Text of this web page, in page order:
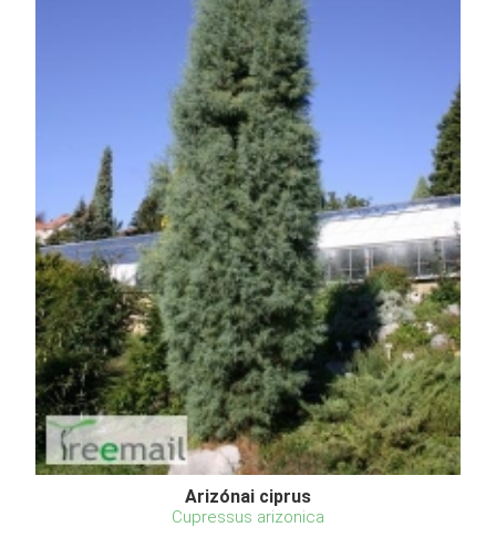
Arizónai ciprus
Cupressus arizonica